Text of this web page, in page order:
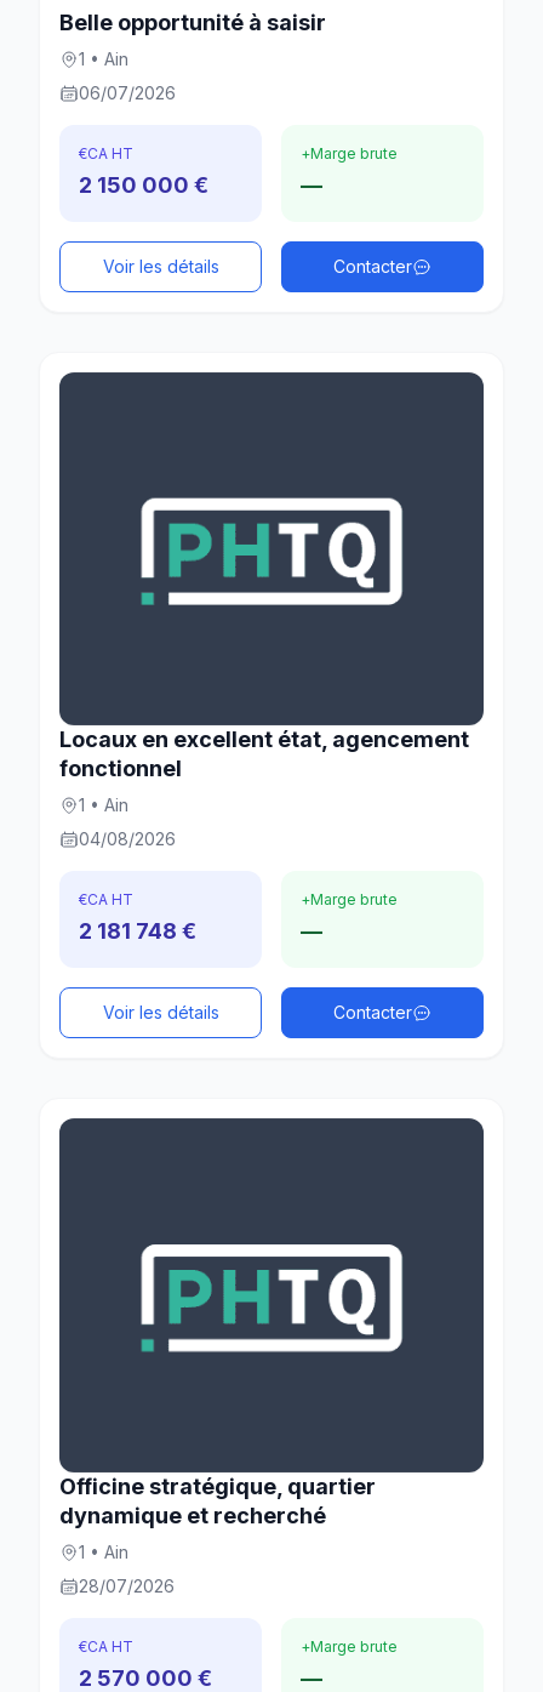
Belle opportunité à saisir
1 • Ain
06/07/2026
€CA HT
2 150 000 €
+Marge brute
—
Voir les détails Contacter
Locaux en excellent état, agencement
fonctionnel
1 • Ain
04/08/2026
€CA HT
2 181 748 €
+Marge brute
—
Voir les détails Contacter
Officine stratégique, quartier
dynamique et recherché
1 • Ain
28/07/2026
€CA HT
2 570 000 €
+Marge brute
—